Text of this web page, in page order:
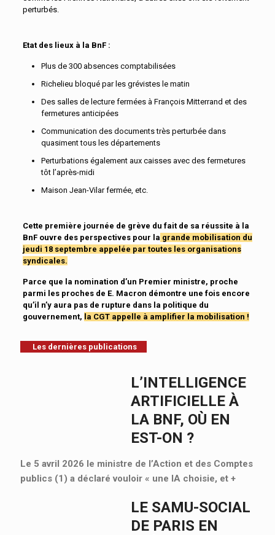
perturbés.
Etat des lieux à la BnF :
Plus de 300 absences comptabilisées
Richelieu bloqué par les grévistes le matin
Des salles de lecture fermées à François Mitterrand et des
fermetures anticipées
Communication des documents très perturbée dans
quasiment tous les départements
Perturbations également aux caisses avec des fermetures
tôt l’après-midi
Maison Jean-Vilar fermée, etc.
Cette première journée de grève du fait de sa réussite à la
BnF ouvre des perspectives pour la grande mobilisation du
jeudi 18 septembre appelée par toutes les organisations
syndicales.
Parce que la nomination d’un Premier ministre, proche
parmi les proches de E. Macron démontre une fois encore
qu’il n’y aura pas de rupture dans la politique du
gouvernement, la CGT appelle à amplifier la mobilisation !
Les dernières publications
L’INTELLIGENCE
ARTIFICIELLE À
LA BNF, OÙ EN
EST-ON ?
Le 5 avril 2026 le ministre de l’Action et des Comptes
publics (1) a déclaré vouloir « une IA choisie, et +
LE SAMU-SOCIAL
DE PARIS EN